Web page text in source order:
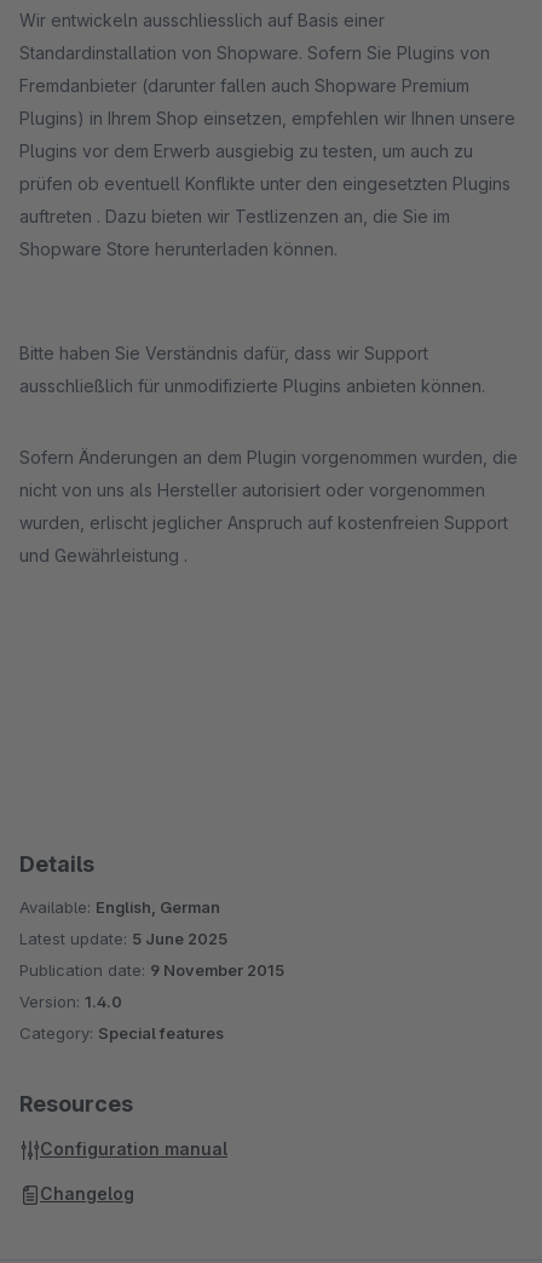
Wir entwickeln ausschliesslich auf Basis einer
Standardinstallation von Shopware. Sofern Sie Plugins von
Fremdanbieter (darunter fallen auch Shopware Premium
Plugins) in Ihrem Shop einsetzen, empfehlen wir Ihnen unsere
Plugins vor dem Erwerb ausgiebig zu testen, um auch zu
prüfen ob eventuell Konflikte unter den eingesetzten Plugins
auftreten . Dazu bieten wir Testlizenzen an, die Sie im
Shopware Store herunterladen können.
Bitte haben Sie Verständnis dafür, dass wir Support
ausschließlich für unmodifizierte Plugins anbieten können.
Sofern Änderungen an dem Plugin vorgenommen wurden, die
nicht von uns als Hersteller autorisiert oder vorgenommen
wurden, erlischt jeglicher Anspruch auf kostenfreien Support
und Gewährleistung .
Details
Available: English, German
Latest update: 5 June 2025
Publication date: 9 November 2015
Version: 1.4.0
Category: Special features
Resources
Configuration manual
Changelog